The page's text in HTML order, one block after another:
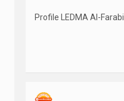
Profile LEDMA Al-Farabi